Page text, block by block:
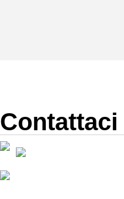
Contattaci